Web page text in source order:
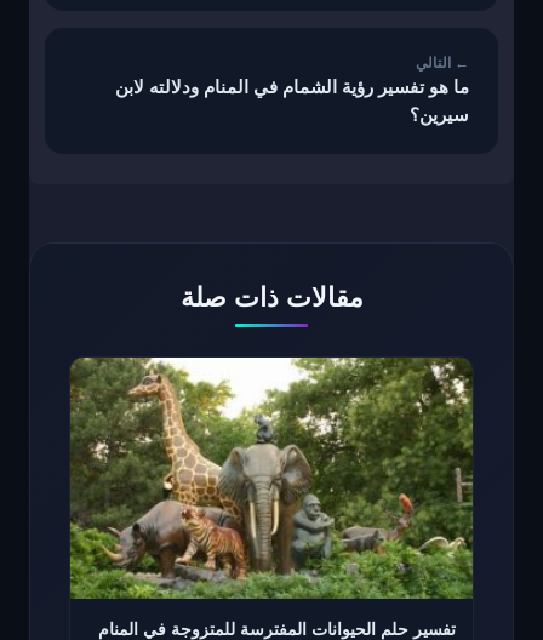
ما هو تفسير رؤية الشمام في المنام ودلالته لابن
سيرين؟
مقالات ذات صلة
تفسير حلم الحيوانات المفترسة للمتزوجة في المنام